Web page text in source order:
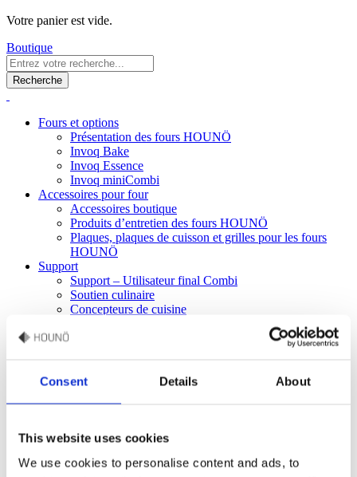
Consent Details About
This website uses cookies
We use cookies to personalise content and ads, to
Votre panier est vide.
Boutique
Recherche
Fours et options
Présentation des fours HOUNÖ
Invoq Bake
Invoq Essence
Invoq miniCombi
Accessoires pour four
Accessoires boutique
Produits d’entretien des fours HOUNÖ
Plaques, plaques de cuisson et grilles pour les fours
HOUNÖ
Support
Support – Utilisateur final Combi
Soutien culinaire
Concepteurs de cuisine
Manuels
L’histoire de HOUNÖ
Evénements